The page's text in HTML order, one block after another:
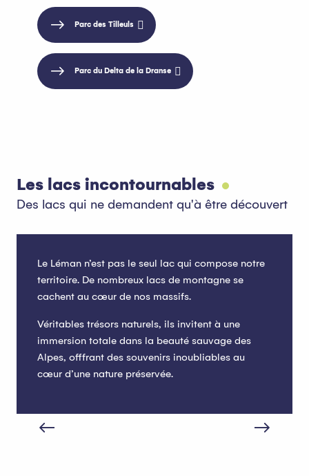
Parc des Tilleuls
Parc du Delta de la Dranse
Les lacs incontournables
Des lacs qui ne demandent qu'à être découvert
Le Léman n’est pas le seul lac qui compose notre
territoire. De nombreux lacs de montagne se
cachent au cœur de nos massifs.
Véritables trésors naturels, ils invitent à une
immersion totale dans la beauté sauvage des
Alpes, offfrant des souvenirs inoubliables au
cœur d’une nature préservée.